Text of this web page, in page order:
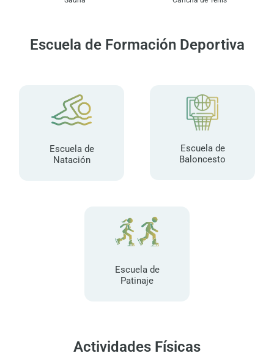
Escuela de Formación Deportiva
Escuela de
Natación
Escuela de
Baloncesto
Escuela de
Patinaje
Actividades Físicas